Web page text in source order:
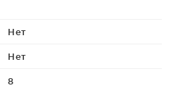
Нет
Нет
8